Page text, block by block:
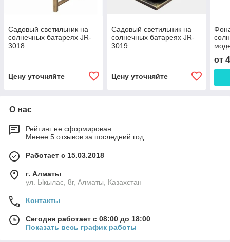
Садовый светильник на
солнечных батареях JR-
3018
Цену уточняйте
Садовый светильник на
солнечных батареях JR-
3019
Цену уточняйте
от
О нас
Рейтинг не сформирован
Менее 5 отзывов за последний год
Работает с 15.03.2018
г. Алматы
ул. Ыкылас, 8г, Алматы, Казахстан
Контакты
Сегодня работает с 08:00 до 18:00
Показать весь график работы